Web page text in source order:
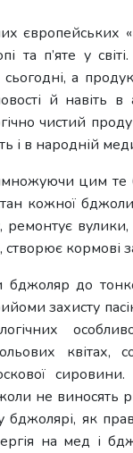
європейських
та п’яте у
сьогодні, а
й навіть в
чистий
і в народній
цим те
кожної
ремонтує
кормові
до
захисту
квітах,
не виносять
бджолярі, як
на мед і